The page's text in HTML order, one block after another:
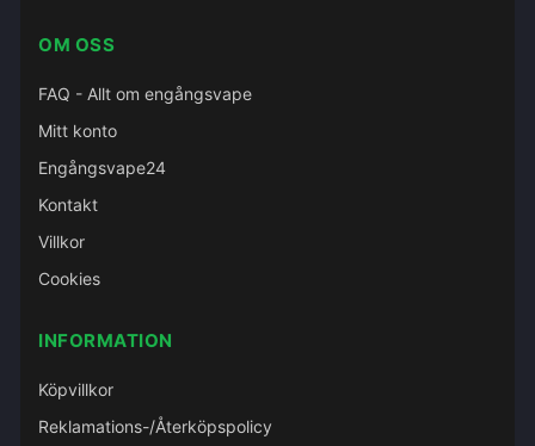
OM OSS
FAQ - Allt om engångsvape
Mitt konto
Engångsvape24
Kontakt
Villkor
Cookies
INFORMATION
Köpvillkor
Reklamations-/Återköpspolicy